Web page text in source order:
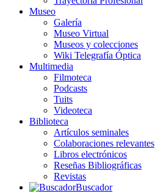
Museo
Galería
Museo Virtual
Museos y colecciones
Wiki Telegrafía Óptica
Multimedia
Filmoteca
Podcasts
Tuits
Videoteca
Biblioteca
Artículos seminales
Colaboraciones relevantes
Libros electrónicos
Reseñas Bibliográficas
Revistas
Buscador